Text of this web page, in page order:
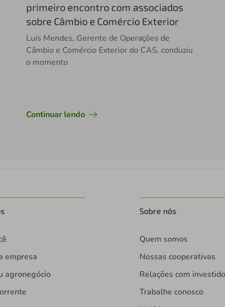
primeiro encontro com associados
sobre Câmbio e Comércio Exterior
Luís Mendes, Gerente de Operações de
Câmbio e Comércio Exterior do CAS, conduziu
o momento
Continuar lendo
empresa
agronegócio
Sobre nós
Quem somos
Nossas cooperativas
Relações com
Trabalhe conosco